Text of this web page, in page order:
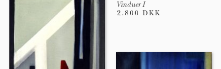
Vinduer I
2.800 DKK